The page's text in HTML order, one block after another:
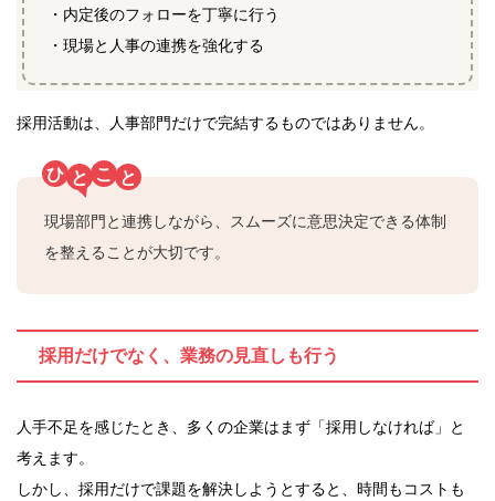
・内定後のフォローを丁寧に行う
・現場と人事の連携を強化する
採用活動は、人事部門だけで完結するものではありません。
ひ と こ と
現場部門と連携しながら、スムーズに意思決定できる体制
を整えることが大切です。
採用だけでなく、業務の見直しも行う
人手不足を感じたとき、多くの企業はまず「採用しなければ」と
考えます。
しかし、採用だけで課題を解決しようとすると、時間もコストも